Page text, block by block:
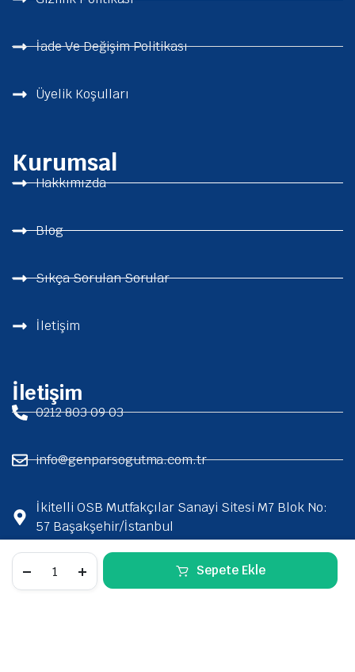
Sepete Ekle
İade Ve Değişim Politikası
Üyelik Koşulları
Kurumsal
Hakkımızda
Blog
Sıkça Sorulan Sorular
İletişim
İletişim
0212 803 09 03
info@genparsogutma.com.tr
İkitelli OSB Mutfakçılar Sanayi Sitesi M7 Blok No:
57 Başakşehir/İstanbul